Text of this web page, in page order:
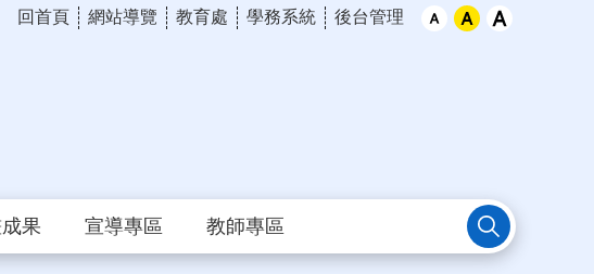
回首頁 網站導覽 教育處 學務系統 後台管理
果 宣導專區 教師專區